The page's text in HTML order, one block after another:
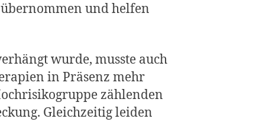
und helfen
wurde, musste auch
in Präsenz mehr
zählenden
Gleichzeitig leiden